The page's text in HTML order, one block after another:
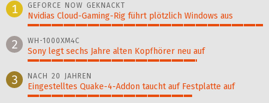
1
GEFORCE NOW GEKNACKT
Nvidias Cloud-Gaming-Rig führt plötzlich Windows aus
2 WH-1000XM4C
Sony legt sechs Jahre alten Kopfhörer neu auf
3 NACH 20 JAHREN
Eingestelltes Quake-4-Addon taucht auf Festplatte auf